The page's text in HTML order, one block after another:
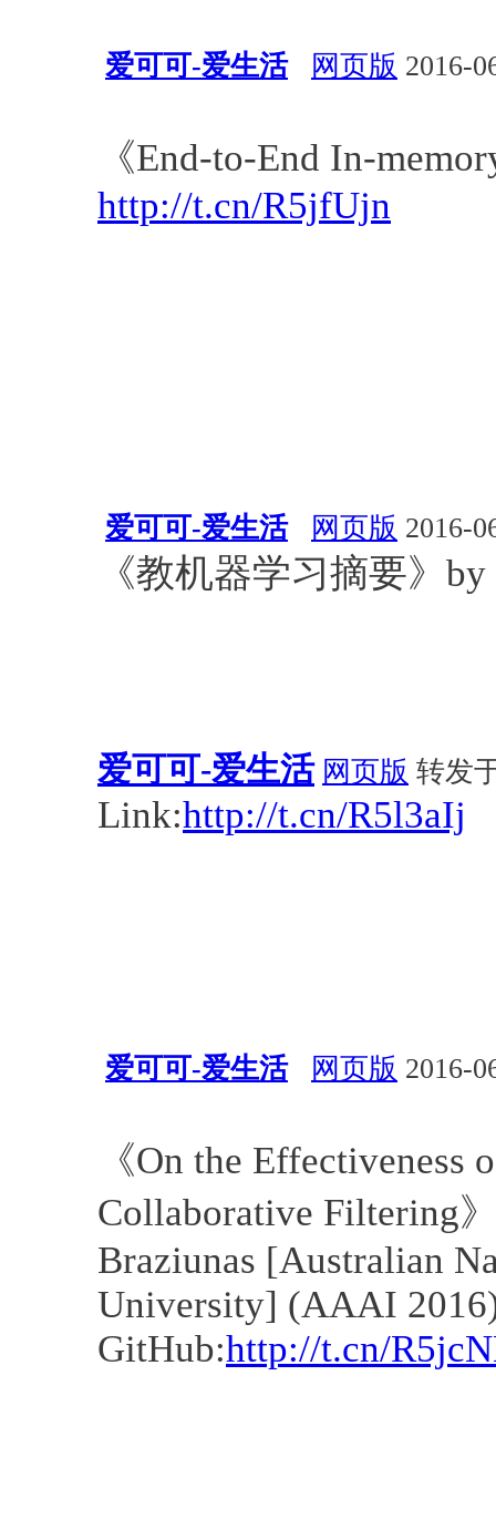
爱可可-爱生活 网页版 2016-
《End-to-End In-
http://t.cn/R5jfUjn
爱可可-爱生活 网页版 2016-
《教机器学习摘要》by
爱可可-爱生活 网页版 转发
Link:http://t.cn/R5l3aIj
爱可可-爱生活 网页版 2016-
《On the
Collaborative Filtering
Braziunas [Australian
University] (AAAI
GitHub:http://t.cn/